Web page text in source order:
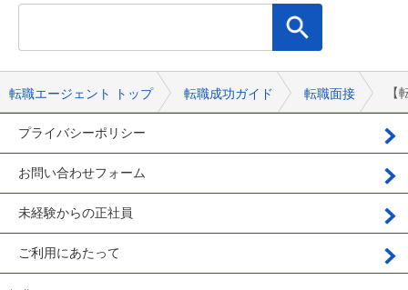
転職エージェント トップ 転職成功ガイド 転職面接
プライバシーポリシー
お問い合わせフォーム
未経験からの正社員
ご利用にあたって